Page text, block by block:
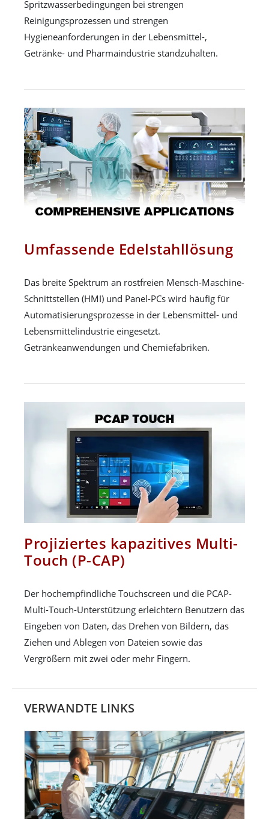
Spritzwasserbedingungen bei strengen
Reinigungsprozessen und strengen
Hygieneanforderungen in der Lebensmittel-,
Getränke- und Pharmaindustrie standzuhalten.
Umfassende Edelstahllösung
Das breite Spektrum an rostfreien Mensch-Maschine-
Schnittstellen (HMI) und Panel-PCs wird häufig für
Automatisierungsprozesse in der Lebensmittel- und
Lebensmittelindustrie eingesetzt.
Getränkeanwendungen und Chemiefabriken.
Projiziertes kapazitives Multi-
Touch (P-CAP)
Der hochempfindliche Touchscreen und die PCAP-
Multi-Touch-Unterstützung erleichtern Benutzern das
Eingeben von Daten, das Drehen von Bildern, das
Ziehen und Ablegen von Dateien sowie das
Vergrößern mit zwei oder mehr Fingern.
VERWANDTE LINKS